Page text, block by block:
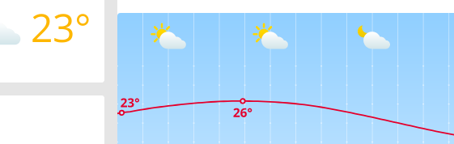
23°